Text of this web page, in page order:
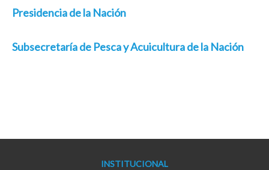
Presidencia de la Nación
Subsecretaría de Pesca y Acuicultura de la Nación
INSTITUCIONAL